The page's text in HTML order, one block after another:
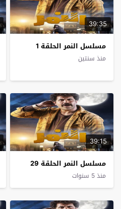
39:35
مسلسل النمر الحلقة 1
منذ سنتين
39:15
مسلسل النمر الحلقة 29
منذ 5 سنوات